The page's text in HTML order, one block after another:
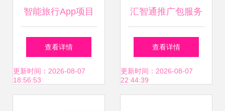
智能旅行App项目
总结与技术推广策
略
查看详情
更新时间：2026-08-07
18:56:53
汇智通推广包服务
说明 - 帮助中心 -
中国应用技术网 技
查看详情
更新时间：2026-08-07
22:44:39